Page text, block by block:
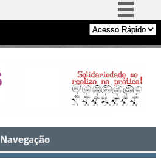
Simplifique!
Comunica BR
Participe
Acesso à informação
Legislação
Canais
Navegação